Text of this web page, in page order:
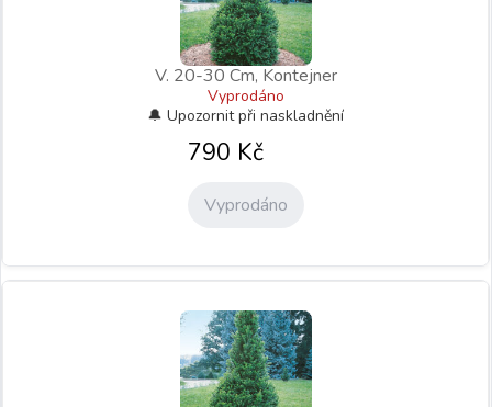
V. 20-30 Cm, Kontejner
Vyprodáno
790 Kč
Vyprodáno